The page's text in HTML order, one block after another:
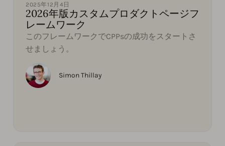
2025年12月4日
2026年版カスタムプロダクトページフ
レームワーク
このフレームワークでCPPsの成功をスタートさ
せましょう。
Simon Thillay